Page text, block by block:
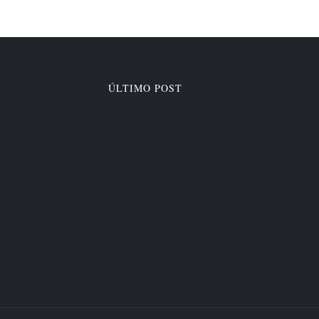
ÚLTIMO POST